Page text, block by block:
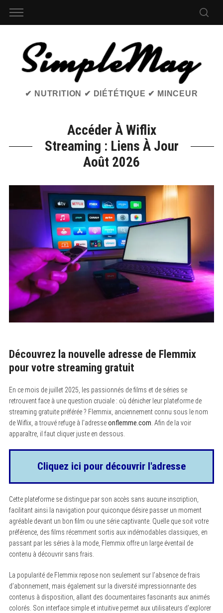
✔ NUTRITION ✔ DIÉTÉTIQUE ✔ MINCEUR
Accéder À Wiflix
Streaming : Liens À Jour
Août 2026
Découvrez la nouvelle adresse de Flemmix
pour votre streaming gratuit
En ce mois de juillet 2025, les passionnés de films et de séries se
retrouvent face à une question cruciale : où dénicher leur plateforme de
streaming gratuite préférée ? Flemmix, anciennement connu sous le nom
de Wiflix, a trouvé refuge à l’adresseonflemme.com . Afin de la voir
apparaître, il faut cliquer juste en dessous.
Cliquez ici pour découvrir l'adresse
Cette plateforme se distingue par son accès sans aucune inscription,
facilitant ainsi la navigation pour quiconque désire passer un moment
agréable devant un bon film ou une série captivante. Quelle que soit votre
préférence, des films récemment sortis aux indémodables classiques, en
passant par les séries à la mode, Flemmix offre un large éventail de
contenu à découvrir sans frais.
La popularité de Flemmix repose non seulement sur l’absence de frais
d’abonnement, mais également sur la diversité impressionnante des
contenus à disposition, allant des documentaires fascinants aux animés
colorés. Son interface simple et intuitive permet aux utilisateurs d’explorer